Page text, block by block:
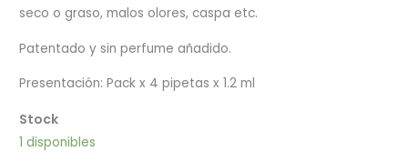
seco o graso, malos olores, caspa etc.
Patentado y sin perfume añadido.
Presentación: Pack x 4 pipetas x 1.2 ml
1 disponibles